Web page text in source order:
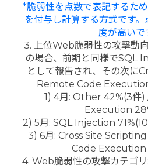
*脆弱性を点数で表記するた
を付与し計算する方式です
度が高いで
3. 上位Web脆弱性の攻撃動
の場合、前期と同様でSQL
として報告され、その次に
Remote Code Execution
1) 4月: Other 42%(3件
Execution
2) 5月: SQL Injection
3) 6月: Cross Site
Code Execution
4. Web脆弱性の攻撃カテゴ